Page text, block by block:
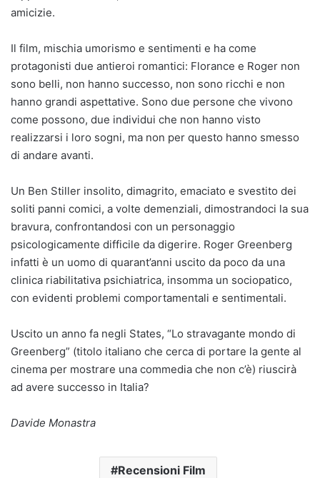
amicizie.
Il film, mischia umorismo e sentimenti e ha come
protagonisti due antieroi romantici: Florance e Roger non
sono belli, non hanno successo, non sono ricchi e non
hanno grandi aspettative. Sono due persone che vivono
come possono, due individui che non hanno visto
realizzarsi i loro sogni, ma non per questo hanno smesso
di andare avanti.
Un Ben Stiller insolito, dimagrito, emaciato e svestito dei
soliti panni comici, a volte demenziali, dimostrandoci la sua
bravura, confrontandosi con un personaggio
psicologicamente difficile da digerire. Roger Greenberg
infatti è un uomo di quarant’anni uscito da poco da una
clinica riabilitativa psichiatrica, insomma un sociopatico,
con evidenti problemi comportamentali e sentimentali.
Uscito un anno fa negli States, “Lo stravagante mondo di
Greenberg” (titolo italiano che cerca di portare la gente al
cinema per mostrare una commedia che non c’è) riuscirà
ad avere successo in Italia?
Davide Monastra
Recensioni Film